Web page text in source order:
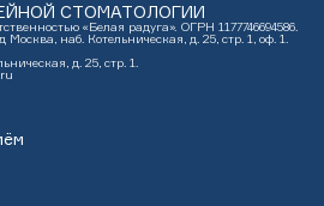
СТОМАТОЛОГИИ
«Белая радуга». ОГРН 1177746694586.
Москва, наб. Котельническая, д. 25, стр. 1, оф. 1.
д. 25, стр. 1.